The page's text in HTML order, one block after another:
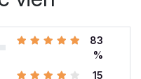
về Excel và đang
mình lên.
83
%
15